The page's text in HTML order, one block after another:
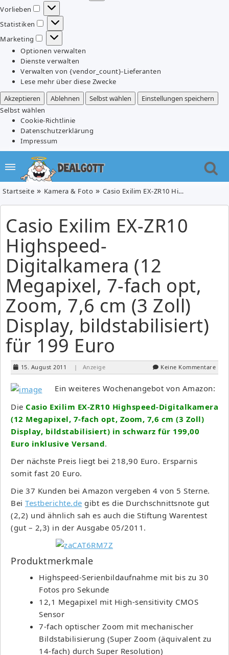
Vorlieben
Vorlieben
Statistiken
Statistiken
Marketing
Marketing
Optionen verwalten
Dienste verwalten
Verwalten von {vendor_count}-Lieferanten
Lese mehr über diese Zwecke
Akzeptieren
Ablehnen Selbst wählen
Einstellungen speichern
Selbst wählen
Cookie-Richtlinie
Datenschutzerklärung
Impressum
Startseite Kamera & Foto Casio Exilim EX-ZR10 Highspeed-Digitalkamera (12 Megapixel, 7-fach opt, Zoom, 7,6 cm (3 Zoll) Display, bildstabilisiert) für 199 Euro
Casio Exilim EX-ZR10
Highspeed-
Digitalkamera (12
Megapixel, 7-fach opt,
Zoom, 7,6 cm (3 Zoll)
Display, bildstabilisiert)
für 199 Euro
15. August 2011 | Anzeige Keine Kommentare
Ein weiteres Wochenangebot von Amazon:
Die Casio Exilim EX-ZR10 Highspeed-Digitalkamera
(12 Megapixel, 7-fach opt, Zoom, 7,6 cm (3 Zoll)
Display, bildstabilisiert) in schwarz für 199,00
Euro inklusive Versand.
Der nächste Preis liegt bei 218,90 Euro. Ersparnis
somit fast 20 Euro.
Die 37 Kunden bei Amazon vergeben 4 von 5 Sterne.
Bei Testberichte.de gibt es die Durchschnittsnote gut
(2,2) und ähnlich sah es auch die Stiftung Warentest
(gut – 2,3) in der Ausgabe 05/2011.
Produktmerkmale
Highspeed-Serienbildaufnahme mit bis zu 30
Fotos pro Sekunde
12,1 Megapixel mit High-sensitivity CMOS
Sensor
7-fach optischer Zoom mit mechanischer
Bildstabilisierung (Super Zoom (äquivalent zu
14-fach) durch Super Resolution)